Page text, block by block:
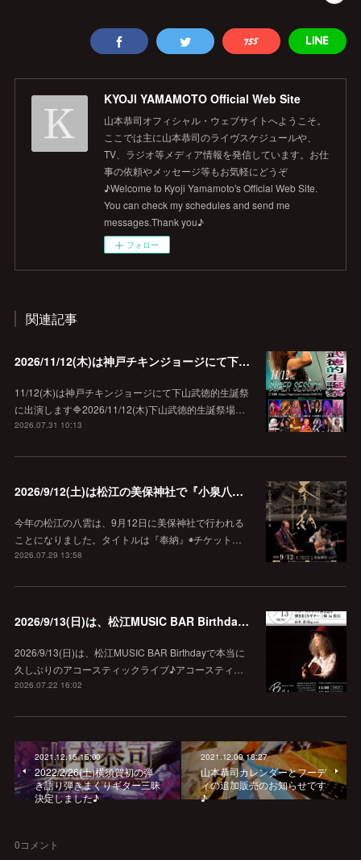
KYOJI YAMAMOTO Official Web Site
山本恭司オフィシャル・ウェブサイトへようこそ。
ここでは主に山本恭司のライヴスケジュールや、
TV、ラジオ等メディア情報を発信しています。お仕
事の依頼やメッセージ等もお気軽にどうぞ
♪Welcome to Kyoji Yamamoto's Official Web Site.
You can check my schedules and send me
messages.Thank you♪
フォロー
関連記事
2026/11/12(木)は神戸チキンジョージにて下山武徳的生誕祭に出演します♪
11/12(木)は神戸チキンジョージにて下山武徳的生誕祭
に出演します🔷2026/11/12(木)下山武徳的生誕祭場…
2026.07.31 10:13
2026/9/12(土)は松江の美保神社で『小泉八雲朗読のしらべ』
今年の松江の八雲は、9月12日に美保神社で行われる
ことになりました。タイトルは『奉納』◉チケット…
2026.07.29 13:58
2026/9/13(日)は、松江MUSIC BAR Birthdayでアコースティック弾き語り弾きまくりギター三昧♪
2026/9/13(日)は、松江MUSIC BAR Birthdayで本当に
久しぶりのアコースティックライブ♪アコースティ…
2026.07.22 16:02
2021.12.15 15:00
2022/2/26(土)横須賀初の弾
き語り弾きまくりギター三昧
決定しました♪
2021.12.09 18:27
山本恭司カレンダーとフーデ
ィの追加販売のお知らせです
♪
0コメント